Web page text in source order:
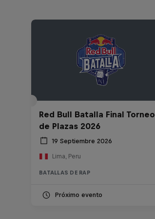
Red Bull Batalla Final Torneo
de Plazas 2026
19 Septiembre 2026
Lima, Peru
BATALLAS DE RAP
Próximo evento